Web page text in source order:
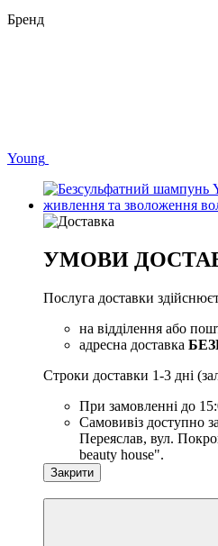
Бренд
Young
УМОВИ
Послуга доставки
на відділення або
адресна доставка
Строки доставки 1-3 дні
При замовленні до
Самовивіз доступно
Переяслав, вул.
beauty house".
Закрити